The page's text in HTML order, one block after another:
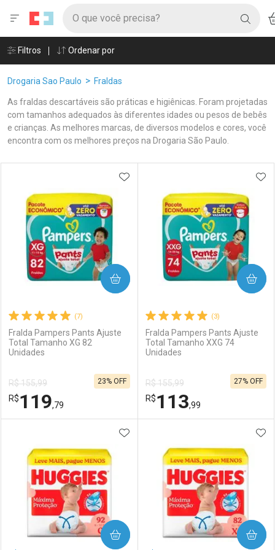
Drogaria São Paulo
Ir direto para a home
pela página
Ir direto para o conteúdo
Ir direto para a busca
Ir direto para a conta
Ir direto para a notificações
Ir direto para o carrinho
Ir direto para o menu
Faça a sua busca
O que você precisa?
Menu
Breadcrumb
Drogaria Sao Paulo Fraldas
As fraldas descartáveis são práticas e higiênicas. Foram projetadas
com tamanhos adequados às diferentes idades ou pesos de bebês
e crianças. As melhores marcas, de diversos modelos e cores, você
encontra com os melhores preços na Drogaria São Paulo.
Linkagens Internas em Destaque
Promoções em Destaque
(7)
Fralda Pampers Pants Ajuste
Total Tamanho XG 82
Unidades
R$ 155,99
R$119,79
23% OFF
ADICIONAR AOS FAVORITOS
COMPRAR
Laboratório
Por Menos
(3)
Fralda Pampers Pants Ajuste
Total Tamanho XXG 74
Unidades
R$ 155,99
R$113,99
27% OFF
COMPRAR
Laboratório
Por Menos
ADICIONAR AOS FAVORITOS
COMPRAR COMPRAR
Âncoras
Filtros Ordenar por